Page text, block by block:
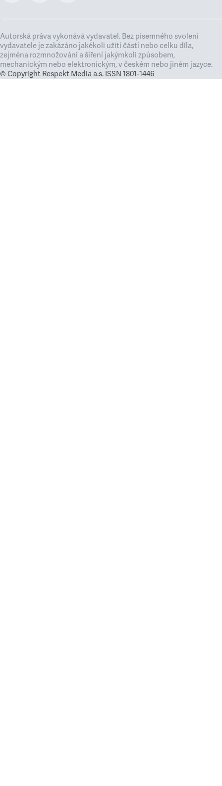
Autorská práva vykonává vydavatel. Bez písemného svolení
vydavatele je zakázáno jakékoli užití částí nebo celku díla,
zejména rozmnožování a šíření jakýmkoli způsobem,
mechanickým nebo elektronickým, v českém nebo jiném jazyce.
© Copyright Respekt Media a.s. ISSN 1801-1446